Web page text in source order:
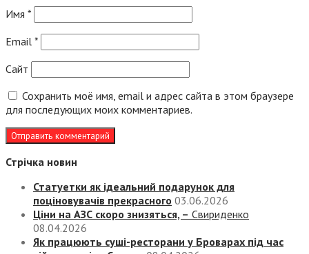
Имя *
Email *
Сайт
Сохранить моё имя, email и адрес сайта в этом браузере
для последующих моих комментариев.
Стрічка новин
Статуетки як ідеальний подарунок для
поціновувачів прекрасного 03.06.2026
Ціни на АЗС скоро знизяться, – Свириденко
08.04.2026
Як працюють суші-ресторани у Броварах під час